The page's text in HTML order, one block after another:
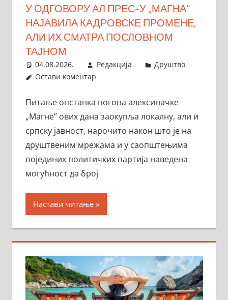
У ОДГОВОРУ АЛ ПРЕС-У „МАГНА”
НАЈАВИЛА КАДРОВСКЕ ПРОМЕНЕ,
АЛИ ИХ СМАТРА ПОСЛОВНОМ
ТАЈНОМ
04.08.2026. Редакција
Друштво
Остави коментар
Питање опстанка погона алексиначке
„Магне” ових дана заокупља локалну, али и
српску јавност, нарочито након што је на
друштвеним мрежама и у саопштењима
појединих политичких партија наведена
могућност да број
Настави читање